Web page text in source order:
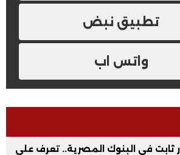
تطبيق نبض
واتس اب
ثابت في البنوك المصرية.. تعرف على